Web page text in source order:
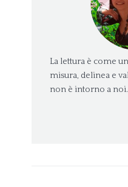
La lettura è come
misura, delinea e
non è intorno a noi.